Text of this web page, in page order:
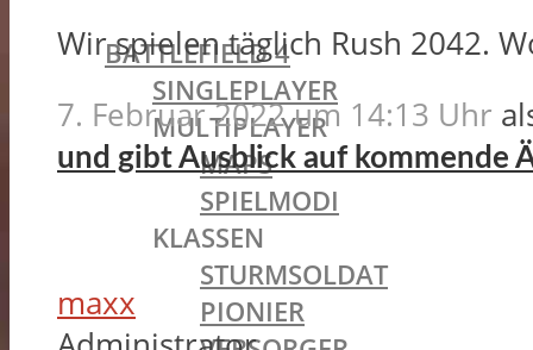
BATTLEFIELD 4
SINGLEPLAYER
MULTIPLAYER
MAPS
SPIELMODI
KLASSEN
STURMSOLDAT
PIONIER
Wir spielen täglich Rush 2042.
7. Februar 2022 um 14:13 Uhr
und gibt Ausblick auf kommende
maxx